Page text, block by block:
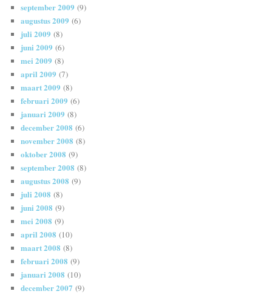
september 2009 (9)
augustus 2009 (6)
juli 2009 (8)
juni 2009 (6)
mei 2009 (8)
april 2009 (7)
maart 2009 (8)
februari 2009 (6)
januari 2009 (8)
december 2008 (6)
november 2008 (8)
oktober 2008 (9)
september 2008 (8)
augustus 2008 (9)
juli 2008 (8)
juni 2008 (9)
mei 2008 (9)
april 2008 (10)
maart 2008 (8)
februari 2008 (9)
januari 2008 (10)
december 2007 (9)